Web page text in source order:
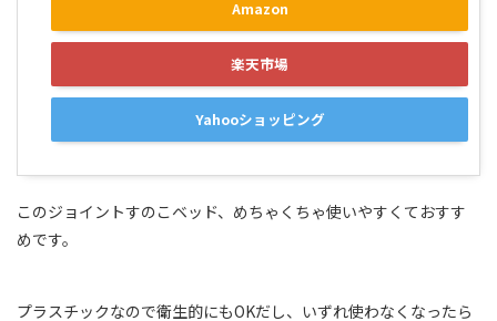
Amazon
楽天市場
Yahooショッピング
このジョイントすのこベッド、めちゃくちゃ使いやすくておすす
めです。
プラスチックなので衛生的にもOKだし、いずれ使わなくなったら